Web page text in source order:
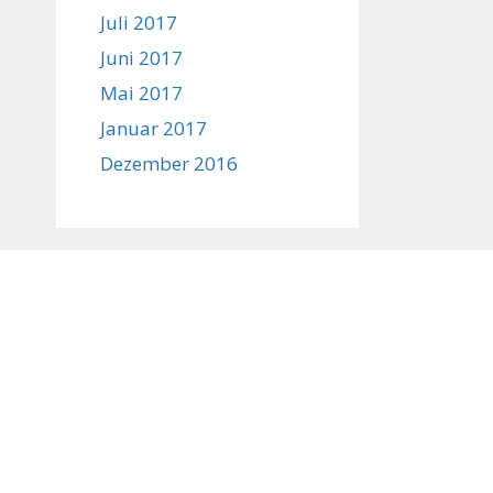
Juli 2017
Juni 2017
Mai 2017
Januar 2017
Dezember 2016